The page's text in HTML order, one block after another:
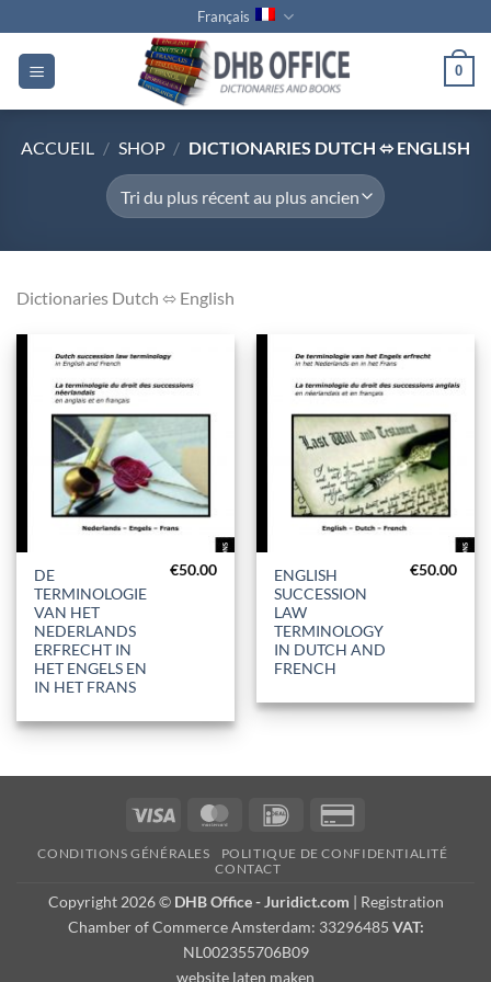
au
contenu
Français
0
ACCUEIL / SHOP / DICTIONARIES DUTCH ⬄ ENGLISH
Dictionaries Dutch ⬄ English
DE
TERMINOLOGIE
VAN HET
NEDERLANDS
ERFRECHT IN
HET ENGELS EN
IN HET FRANS
€50.00
ENGLISH
SUCCESSION
LAW
TERMINOLOGY
IN DUTCH AND
FRENCH
€50.00
Visa MasterCardIDeal
2
CONDITIONS GÉNÉRALES
POLITIQUE DE CONFIDENTIALITÉ
CONTACT
Copyright 2026 © DHB Office - Juridict.com | Registration
Chamber of Commerce Amsterdam: 33296485 VAT:
NL002355706B09
website laten maken